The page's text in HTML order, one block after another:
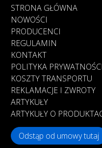
STRONA GŁÓWNA
NOWOŚCI
PRODUCENCI
REGULAMIN
KONTAKT
POLITYKA PRYWATNOŚCI
KOSZTY TRANSPORTU
REKLAMACJE I ZWROTY
ARTYKUŁY
ARTYKUŁY O
Odstąp od umowy tutaj